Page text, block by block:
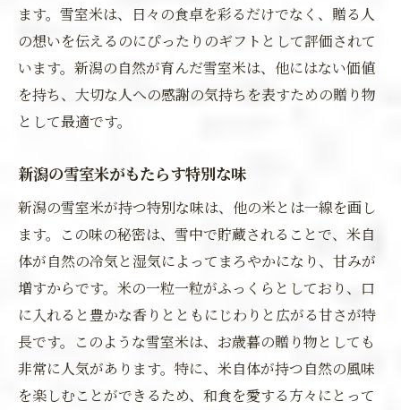
ます。雪室米は、日々の食卓を彩るだけでなく、贈る人
の想いを伝えるのにぴったりのギフトとして評価されて
います。新潟の自然が育んだ雪室米は、他にはない価値
を持ち、大切な人への感謝の気持ちを表すための贈り物
として最適です。
新潟の雪室米がもたらす特別な味
新潟の雪室米が持つ特別な味は、他の米とは一線を画し
ます。この味の秘密は、雪中で貯蔵されることで、米自
体が自然の冷気と湿気によってまろやかになり、甘みが
増すからです。米の一粒一粒がふっくらとしており、口
に入れると豊かな香りとともにじわりと広がる甘さが特
長です。このような雪室米は、お歳暮の贈り物としても
非常に人気があります。特に、米自体が持つ自然の風味
を楽しむことができるため、和食を愛する方々にとって